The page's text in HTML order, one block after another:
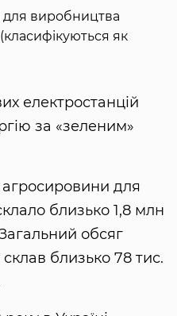
для виробництва
як
електростанцій
за «зеленим»
для
близько 1,8 млн
обсяг
близько 78 тис.